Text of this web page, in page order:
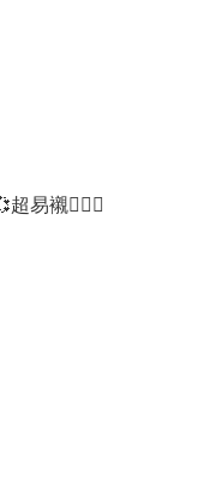
易襯🙆🏻‍♀️